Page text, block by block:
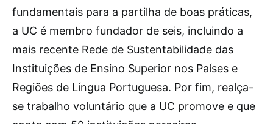
fundamentais para a partilha de boas práticas,
a UC é membro fundador de seis, incluindo a
mais recente Rede de Sustentabilidade das
Instituições de Ensino Superior nos Países e
Regiões de Língua Portuguesa. Por fim, realça-
se trabalho voluntário que a UC promove e que